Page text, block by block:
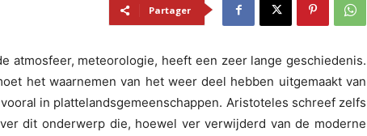
Partager
atmosfeer, meteorologie, heeft een zeer lange geschiedenis.
het waarnemen van het weer deel hebben uitgemaakt van
in plattelandsgemeenschappen. Aristoteles schreef zelfs
dit onderwerp die, hoewel ver verwijderd van de moderne